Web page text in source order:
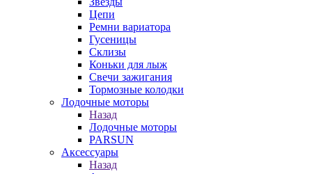
Цепи
Ремни вариатора
Гусеницы
Склизы
Коньки для лыж
Свечи зажигания
Тормозные колодки
Лодочные моторы
Назад
Лодочные моторы
PARSUN
Аксессуары
Назад